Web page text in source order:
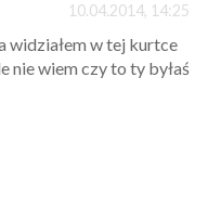
10.04.2014, 14:25
widziałem w tej kurtce
nie wiem czy to ty byłaś